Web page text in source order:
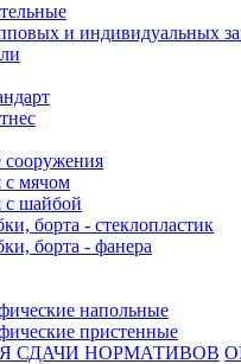
и индивидуальных
с мячом
с шайбой
борта - стеклопластик
борта - фанера
напольные
пристенные
СДАЧИ НОРМАТИВОВ